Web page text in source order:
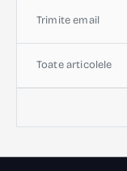
Trimite email
Toate articolele